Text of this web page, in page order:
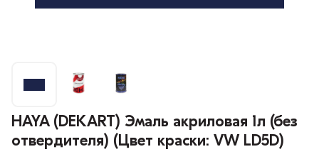
HAYA (DEKART) Эмаль акриловая 1л (без
отвердителя) (Цвет краски: VW LD5D)